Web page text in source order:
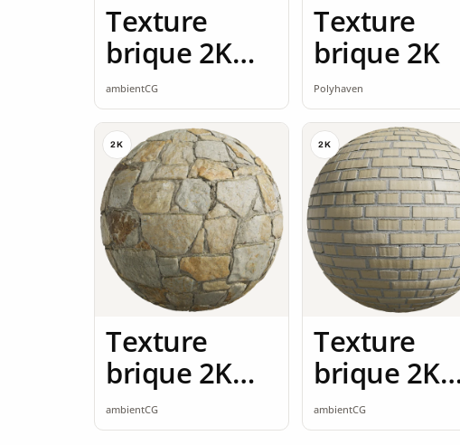
Texture
brique 2K
seamless
ambientCG
Texture
brique 2K
Polyhaven
2K
Texture
brique 2K
seamless
ambientCG
2K
Texture
brique 2K
seamless
ambientCG